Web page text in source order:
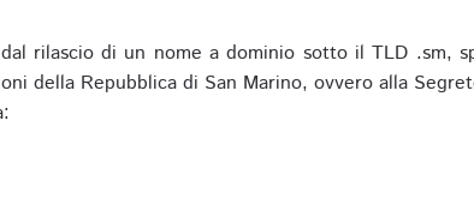
rilascio di un nome a dominio sotto il TLD .sm,
della Repubblica di San Marino, ovvero alla